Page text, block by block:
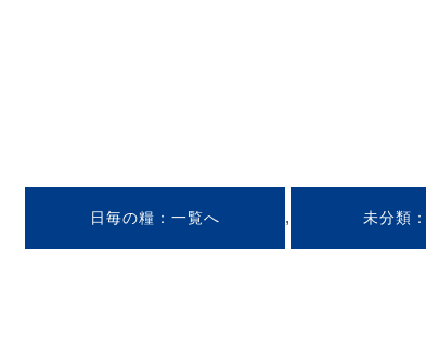
日毎の糧 , 未分類